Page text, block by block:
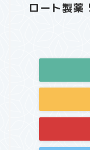
ロート製薬